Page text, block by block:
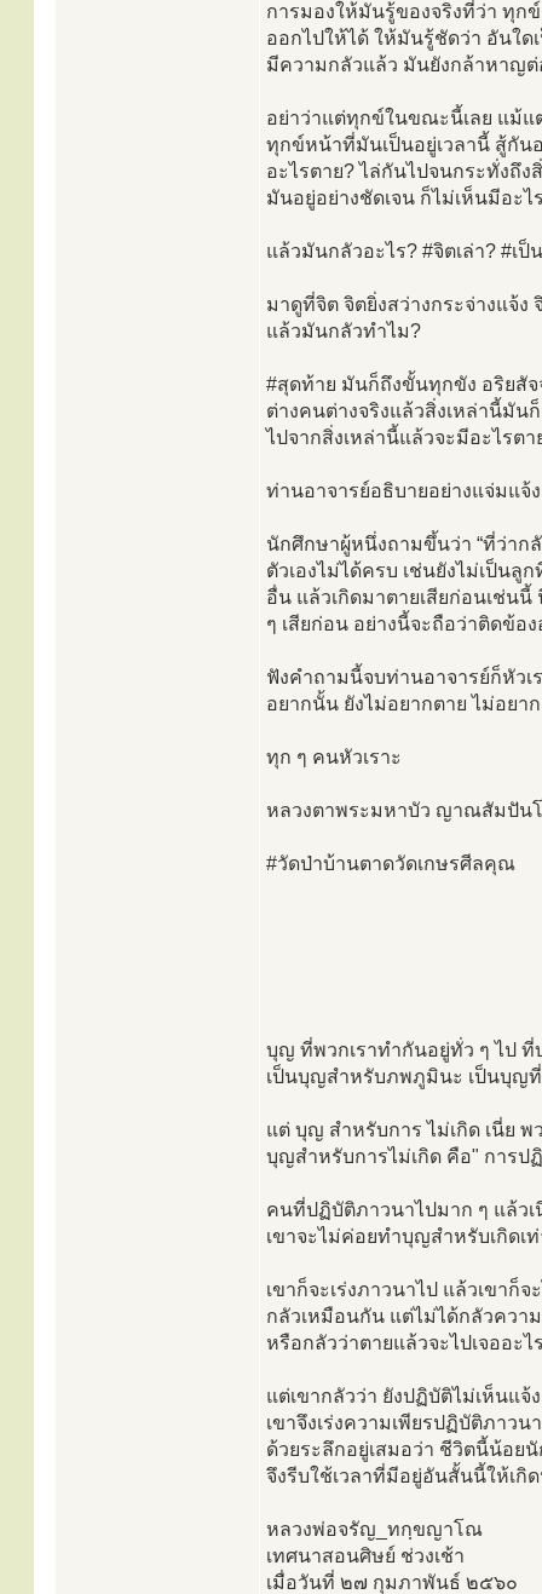
การมองให้มันรู้ของจริงที่ว่า ทุก
ออกไปให้ได้ ให้มันรู้ชัดว่า อันใ
มีความกลัวแล้ว มันยังกล้าหาญ
อย่าว่าแต่ทุกข์ในขณะนี้เลย แม้แ
ทุกข์หน้าที่มันเป็นอยู่เวลานี้ สู้กันอ
อะไรตาย? ไล่กันไปจนกระทั่งถึ
มันอยู่อย่างชัดเจน ก็ไม่เห็นมีอะไ
แล้วมันกลัวอะไร? #จิตเล่า? #เป็
มาดูที่จิต จิตยิ่งสว่างกระจ่างแจ้
แล้วมันกลัวทำไม?
#สุดท้าย มันก็ถึงขั้นทุกขัง อริยสัจ
ต่างคนต่างจริงแล้วสิ่งเหล่านี้มัน
ไปจากสิ่งเหล่านี้แล้วจะมีอะไรตา
ท่านอาจารย์อธิบายอย่างแจ่มแจ้
นักศึกษาผู้หนึ่งถามขึ้นว่า “ที่ว่าก
ตัวเองไม่ได้ครบ เช่นยังไม่เป็น
อื่น แล้วเกิดมาตายเสียก่อนเช่น
ๆ เสียก่อน อย่างนี้จะถือว่าติดข้อ
ฟังคำถามนี้จบท่านอาจารย์ก็หัวเ
อยากนั้น ยังไม่อยากตาย ไม่อยา
ทุก ๆ คนหัวเราะ
หลวงตาพระมหาบัว ญาณสัมปัน
#วัดป่าบ้านตาดวัดเกษรศีลคุณ
บุญ ที่พวกเราทำกันอยู่ทั่ว ๆ ไป ที่
เป็นบุญสำหรับภพภูมินะ เป็นบุญที่
แต่ บุญ สำหรับการ ไม่เกิด เนี่ย พ
บุญสำหรับการไม่เกิด คือ" การป
คนที่ปฏิบัติภาวนาไปมาก ๆ แล้วเ
เขาจะไม่ค่อยทำบุญสำหรับเกิดเ
เขาก็จะเร่งภาวนาไป แล้วเขาก็
กลัวเหมือนกัน แต่ไม่ได้กลัวควา
หรือกลัวว่าตายแล้วจะไปเจออะไ
แต่เขากลัวว่า ยังปฏิบัติไม่เห็นแจ้
เขาจึงเร่งความเพียรปฏิบัติภาวน
ด้วยระลึกอยู่เสมอว่า ชีวิตนี้น้อย
จึงรีบใช้เวลาที่มีอยู่อันสั้นนี้ให้เกิ
หลวงพ่อจรัญ_ทกฺขญาโณ
​เทศนาสอนศิษย์ ช่วงเช้า
เมื่อวันที่​ ๒๗ กุมภาพันธ์​ ๒๕๖๐